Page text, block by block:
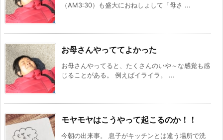
（AM3:30）も盛大におねしょして「母さ ...
お母さんやっててよかった
お母さんやってると、たくさんのいや～な感覚も感
じることがある。 例えばイライラ。 ...
モヤモヤはこうやって起こるのか！！
今朝の出来事。 息子がキッチンとは違う場所で洗